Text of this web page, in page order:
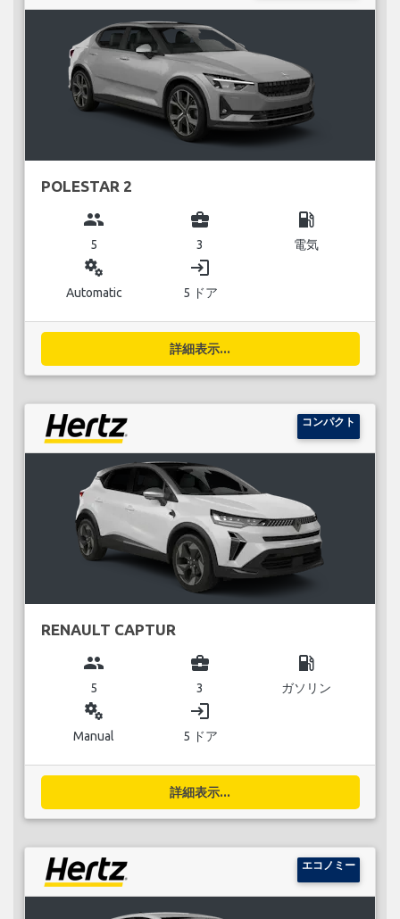
POLESTAR 2
group
5
business_center
3
local_gas_station
電気
miscellaneous_services
Automatic
login
5 ドア
詳細表示...
コンパクト
RENAULT CAPTUR
group
5
business_center
3
local_gas_station
ガソリン
miscellaneous_services
Manual
login
5 ドア
詳細表示...
エコノミー